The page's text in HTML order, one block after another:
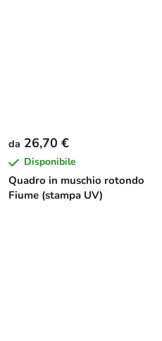
Quadro in muschio rotondo
Fiume (stampa UV)
da 26,70 €
Disponibile